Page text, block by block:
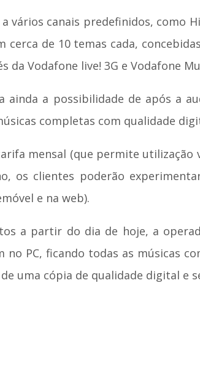
vários canais predefinidos, como
de 10 temas cada,
da Vodafone live! 3G e Vodafone
ainda a possibilidade de após a
completas com qualidade
mensal (que permite utilização
os clientes poderão
e na web).
a partir do dia de hoje, a
PC, ficando todas as músicas
uma cópia de qualidade digital e